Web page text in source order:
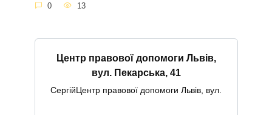
0 13
Центр правової допомоги Львів,
вул. Пекарська, 41
СергійЦентр правової допомоги Львів, вул.